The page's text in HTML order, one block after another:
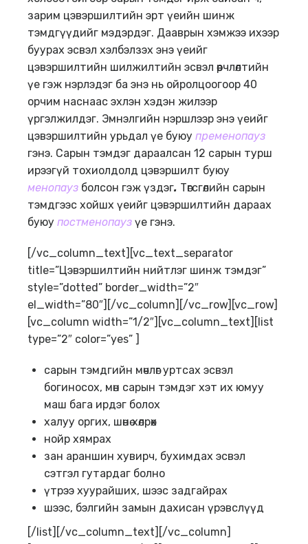
зарим цэвэршилтийн эрт үеийн шинж
тэмдгүүдийг мэдэрдэг. Дааврын хэмжээ ихээр
буурах эсвэл хэлбэлзэх энэ үеийг
цэвэршилтийн шилжилтийн эсвэл өөрчлөлтийн
үе гэж нэрлэдэг ба энэ нь ойролцоогоор 40
орчим наснаас эхлэн хэдэн жилээр
үргэлжилдэг. Эмнэлгийн нэршлээр энэ үеийг
цэвэршилтийн урьдал үе буюу пременопауз
гэнэ. Сарын тэмдэг дараалсан 12 сарын турш
ирээгүй тохиолдолд цэвэршилт буюу
менопауз болсон гэж үздэг. Төгсгөлийн сарын
тэмдгээс хойшх үеийг цэвэршилтийн дараах
буюу постменопауз үе гэнэ.
[/vc_column_text][vc_text_separator
title=”Цэвэршилтийн нийтлэг шинж тэмдэг”
style=”dotted” border_width=”2″
el_width=”80″][/vc_column][/vc_row][vc_row]
[vc_column width=”1/2″][vc_column_text][list
type=”2″ color=”yes” ]
сарын тэмдгийн мөчлөг уртсах эсвэл
богиносох, мөн сарын тэмдэг хэт их юмуу
маш бага ирдэг болох
халуу оргих, шөнө хөлрөх
нойр хямрах
зан араншин хувирч, бухимдах эсвэл
сэтгэл гутардаг болно
үтрээ хуурайших, шээс задгайрах
шээс, бэлгийн замын дахисан үрэвслүүд
[/list][/vc_column_text][/vc_column]